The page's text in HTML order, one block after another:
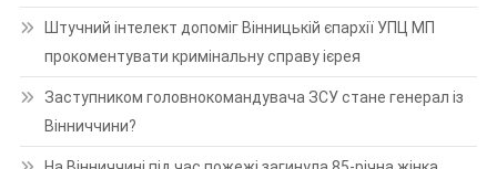
Штучний інтелект допоміг Вінницькій єпархії УПЦ МП
прокоментувати кримінальну справу ієрея
Заступником головнокомандувача ЗСУ стане генерал із
Вінниччини?